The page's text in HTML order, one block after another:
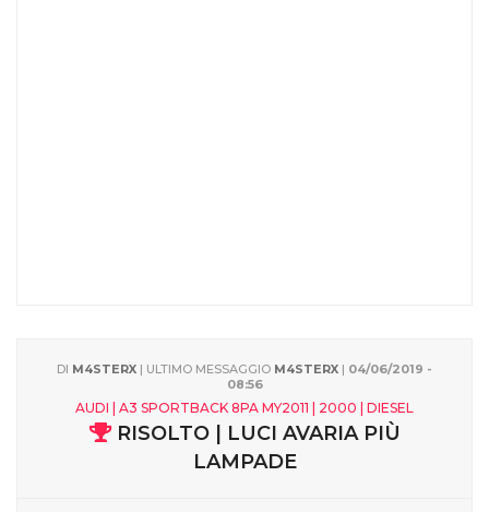
DI M4STERX | ULTIMO MESSAGGIO M4STERX | 04/06/2019 -
08:56
AUDI | A3 SPORTBACK 8PA MY2011 | 2000 | DIESEL
RISOLTO | LUCI AVARIA PIÙ
LAMPADE